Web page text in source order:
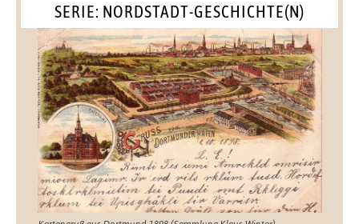
SERIE: NORDSTADT-GESCHICHTE(N)